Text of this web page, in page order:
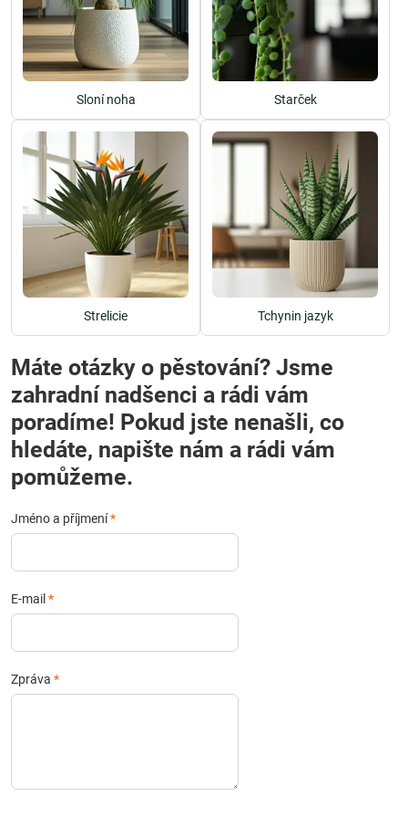
Sloní noha Starček
Strelicie Tchynin jazyk
Máte otázky o pěstování? Jsme
zahradní nadšenci a rádi vám
poradíme! Pokud jste nenašli, co
hledáte, napište nám a rádi vám
pomůžeme.
Jméno a příjmení*
E-mail *
Zpráva *